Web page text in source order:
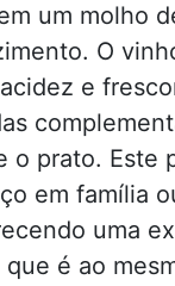
um molho
O
e
o prato. Este
em família
uma
é ao